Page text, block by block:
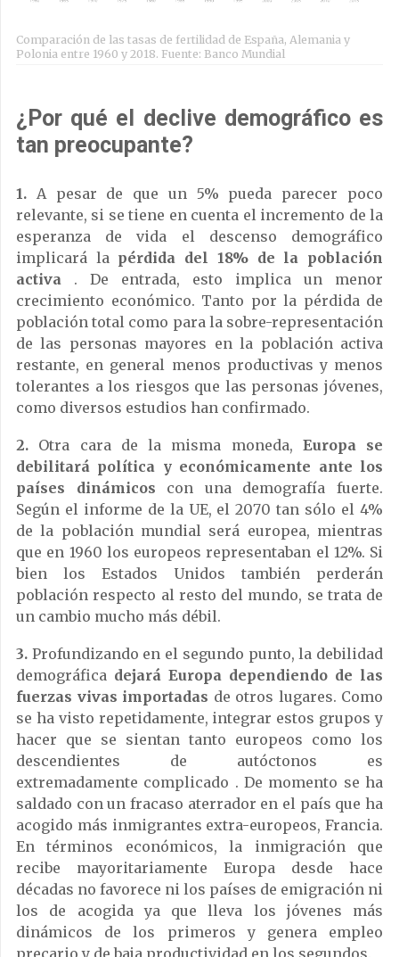
Comparación de las tasas de fertilidad de España, Alemania y
Polonia entre 1960 y 2018. Fuente: Banco Mundial
¿Por qué el declive demográfico es
tan preocupante?
1. A pesar de que un 5% pueda parecer poco
relevante, si se tiene en cuenta el incremento de la
esperanza de vida el descenso demográfico
implicará la pérdida del 18% de la población
activa . De entrada, esto implica un menor
crecimiento económico. Tanto por la pérdida de
población total como para la sobre-representación
de las personas mayores en la población activa
restante, en general menos productivas y menos
tolerantes a los riesgos que las personas jóvenes,
como diversos estudios han confirmado.
2. Otra cara de la misma moneda, Europa se
debilitará política y económicamente ante los
países dinámicos con una demografía fuerte.
Según el informe de la UE, el 2070 tan sólo el 4%
de la población mundial será europea, mientras
que en 1960 los europeos representaban el 12%. Si
bien los Estados Unidos también perderán
población respecto al resto del mundo, se trata de
un cambio mucho más débil.
3. Profundizando en el segundo punto, la debilidad
demográfica dejará Europa dependiendo de las
fuerzas vivas importadas de otros lugares. Como
se ha visto repetidamente, integrar estos grupos y
hacer que se sientan tanto europeos como los
descendientes de autóctonos es
extremadamente complicado . De momento se ha
saldado con un fracaso aterrador en el país que ha
acogido más inmigrantes extra-europeos, Francia.
En términos económicos, la inmigración que
recibe mayoritariamente Europa desde hace
décadas no favorece ni los países de emigración ni
los de acogida ya que lleva los jóvenes más
dinámicos de los primeros y genera empleo
precario y de baja productividad en los segundos.